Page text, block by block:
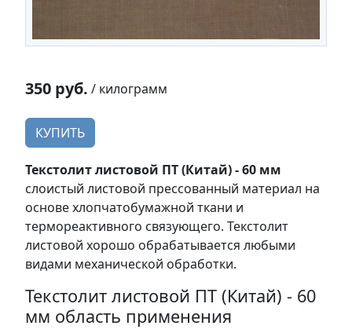
350 руб. / килограмм
КУПИТЬ
Текстолит листовой ПТ (Китай) - 60 мм
слоистый листовой прессованный материал на
основе хлопчатобумажной ткани и
термореактивного связующего. Текстолит
листовой хорошо обрабатывается любыми
видами механической обработки.
Текстолит листовой ПТ (Китай) - 60
мм область применения